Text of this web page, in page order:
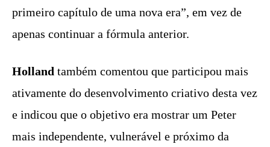
primeiro capítulo de uma nova era”, em vez de
apenas continuar a fórmula anterior.
Holland também comentou que participou mais
ativamente do desenvolvimento criativo desta vez
e indicou que o objetivo era mostrar um Peter
mais independente, vulnerável e próximo da